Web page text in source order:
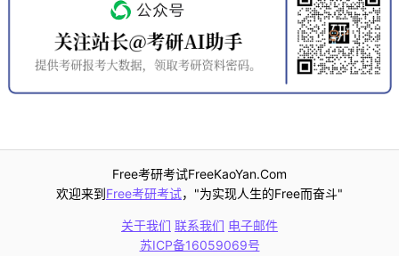
Free考研考试FreeKaoYan.Com
欢迎来到Free考研考试，"为实现人生的Free而奋斗"
关于我们 联系我们 电子邮件
苏ICP备16059069号